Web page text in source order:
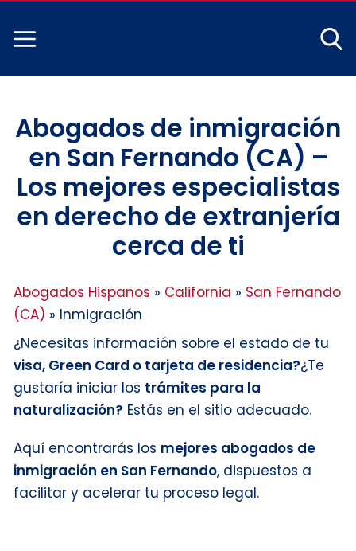
Abogados de inmigración
en San Fernando (CA) –
Los mejores especialistas
en derecho de extranjería
cerca de ti
Abogados Hispanos » California » San Fernando
(CA) » Inmigración
¿Necesitas información sobre el estado de tu
visa, Green Card o tarjeta de residencia?¿Te
gustaría iniciar los trámites para la
naturalización? Estás en el sitio adecuado.
Aquí encontrarás los mejores abogados de
inmigración en San Fernando, dispuestos a
facilitar y acelerar tu proceso legal.